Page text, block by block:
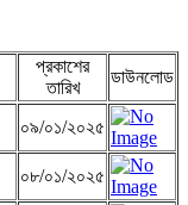
প্রকাশের
তারিখ
ডাউনলোড
০৯/০১/২০২৫
০৮/০১/২০২৫